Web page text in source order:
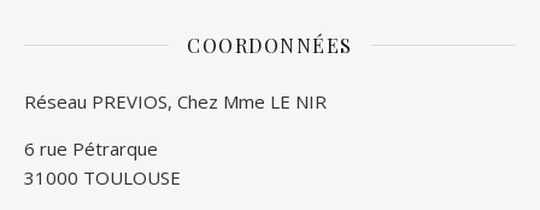
COORDONNÉES
Réseau PREVIOS, Chez Mme LE NIR
6 rue Pétrarque
31000 TOULOUSE